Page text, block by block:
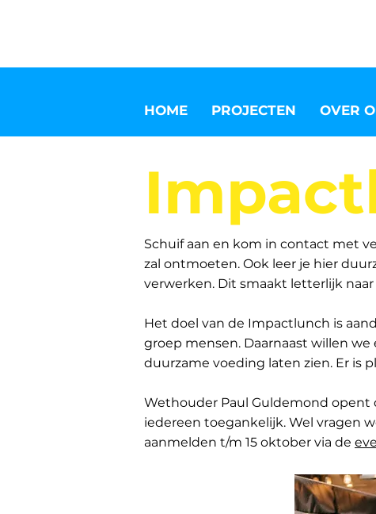
HOME PROJECTEN OVER
Schuif aan en kom in contact met
zal ontmoeten. Ook leer je hier
verwerken. Dit smaakt letterlijk naar
Het doel van de Impactlunch is
groep mensen. Daarnaast willen
duurzame voeding laten zien. Er is
Wethouder Paul Guldemond opent
iedereen toegankelijk. Wel vragen
aanmelden t/m 15 oktober via de